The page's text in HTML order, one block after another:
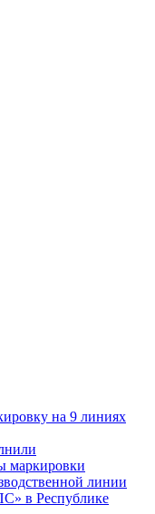
на 9 линиях
маркировки
линии
в Республике